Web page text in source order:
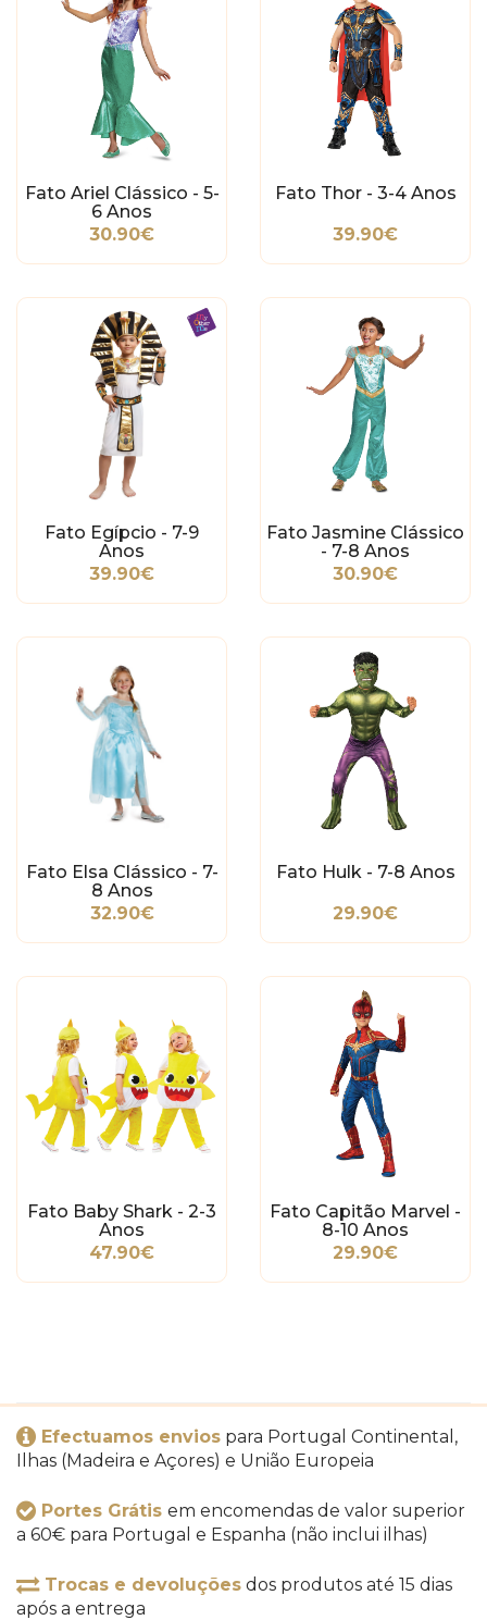
Fato Ariel Clássico - 5-
6 Anos
30.90€
Fato Thor - 3-4 Anos
39.90€
Fato Egípcio - 7-9
Anos
39.90€
Fato Jasmine Clássico
- 7-8 Anos
30.90€
Fato Elsa Clássico - 7-
8 Anos
32.90€
Fato Hulk - 7-8 Anos
29.90€
Fato Baby Shark - 2-3
Anos
47.90€
Fato Capitão Marvel -
8-10 Anos
29.90€
Efectuamos envios para Portugal Continental,
Ilhas (Madeira e Açores) e União Europeia
Portes Grátis em encomendas de valor superior
a 60€ para Portugal e Espanha (não inclui ilhas)
Trocas e devoluções dos produtos até 15 dias
após a entrega